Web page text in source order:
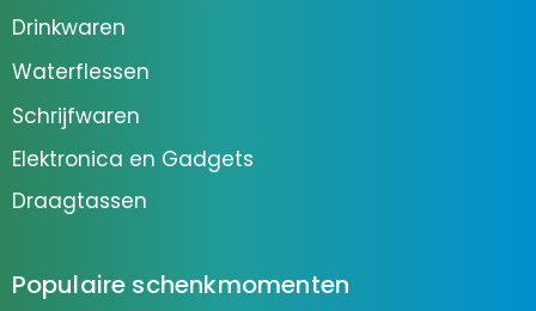
Drinkwaren
Waterflessen
Schrijfwaren
Elektronica en Gadgets
Draagtassen
Populaire schenkmomenten